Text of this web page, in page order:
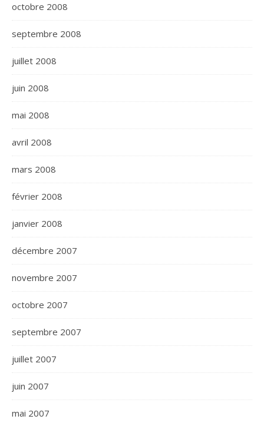
octobre 2008
septembre 2008
juillet 2008
juin 2008
mai 2008
avril 2008
mars 2008
février 2008
janvier 2008
décembre 2007
novembre 2007
octobre 2007
septembre 2007
juillet 2007
juin 2007
mai 2007